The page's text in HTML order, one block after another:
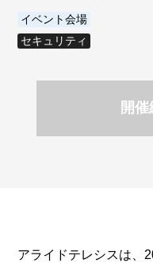
イベント会場
セキュリティ
開
アライドテレシスは、